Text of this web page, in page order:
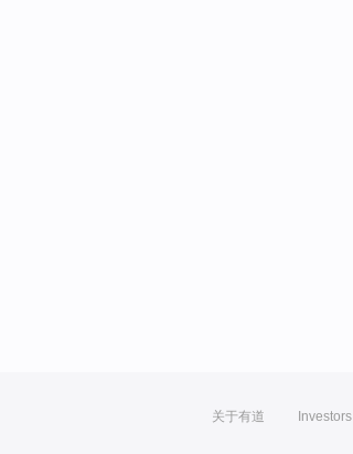
关于有道 Investors